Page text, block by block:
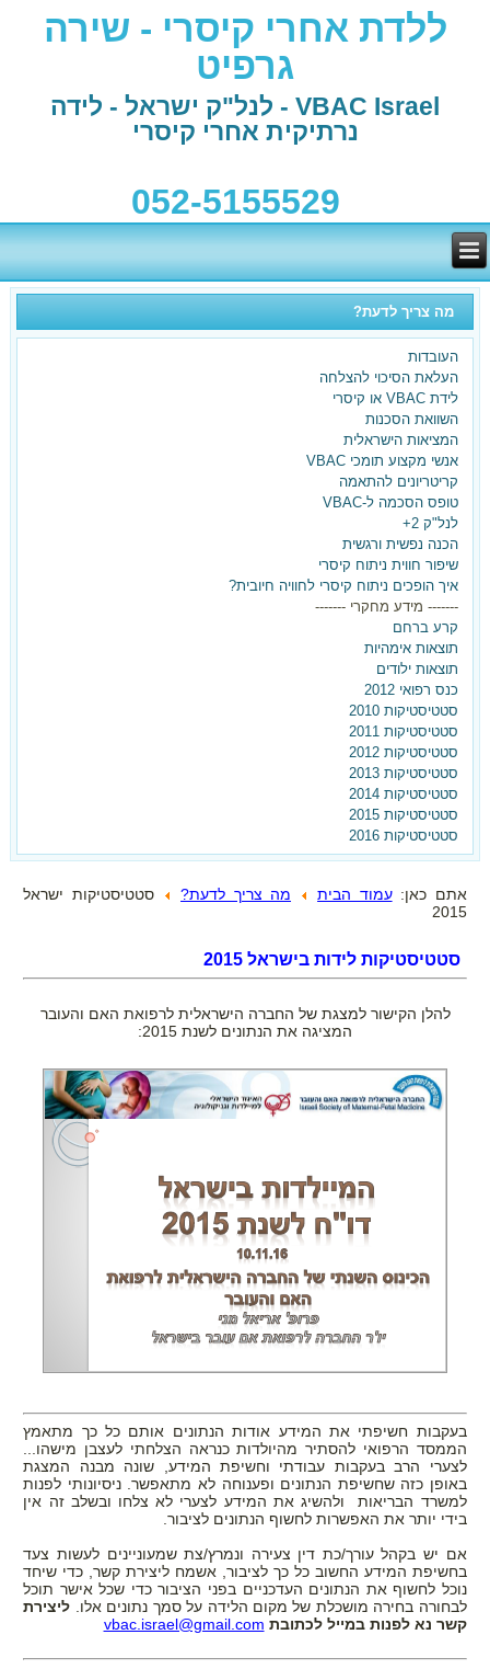
ללדת אחרי קיסרי - שירה
גרפיט
VBAC Israel - לנל"ק ישראל - לידה
נרתיקית אחרי קיסרי
052-5155529
מה צריך לדעת?
העובדות
העלאת הסיכוי להצלחה
לידת VBAC או קיסרי
השוואת הסכנות
המציאות הישראלית
אנשי מקצוע תומכי VBAC
קריטריונים להתאמה
טופס הסכמה ל-VBAC
לנל"ק 2+
הכנה נפשית ורגשית
שיפור חווית ניתוח קיסרי
איך הופכים ניתוח קיסרי לחוויה חיובית?
------- מידע מחקרי -------
קרע ברחם
תוצאות אימהיות
תוצאות ילודים
כנס רפואי 2012
סטטיסטיקות 2010
סטטיסטיקות 2011
סטטיסטיקות 2012
סטטיסטיקות 2013
סטטיסטיקות 2014
סטטיסטיקות 2015
סטטיסטיקות 2016
אתם כאן:עמוד הבית מה צריך לדעת?
סטטיסטיקות ישראל
2015
סטטיסטיקות לידות בישראל 2015
להלן הקישור למצגת של החברה הישראלית לרפואת האם והעובר
המציגה את הנתונים לשנת 2015:
בעקבות חשיפתי את המידע אודות הנתונים אותם כל כך מתאמץ
הממסד הרפואי להסתיר מהיולדות כנראה הצלחתי לעצבן מישהו...
לצערי הרב בעקבות עבודתי וחשיפת המידע, שונה מבנה המצגת
באופן כזה שחשיפת הנתונים ופענוחה לא מתאפשר. ניסיונותי לפנות
למשרד הבריאות ולהשיג את המידע לצערי לא צלחו ובשלב זה אין
בידי יותר את האפשרות לחשוף הנתונים לציבור.
אם יש בקהל עורך/כת דין צעירה ונמרץ/צת שמעוניינים לעשות צעד
בחשיפת המידע החשוב כל כך לציבור, אשמח ליצירת קשר, כדי שיחד
נוכל לחשוף את הנתונים העדכניים בפני הציבור כדי שכל אישר תוכל
לבחורה בחירה מושכלת של מקום הלידה על סמך נתונים אלו. ליצירת
קשר נא לפנות במייל לכתובת vbac.israel@gmail.com
בלידה הקודמת ילדת בקיסרי
ועכשיו את רוצה אחרת?
הגעת למקום הנכון!
המדריך ללידה נרתיקית אחרי קיסרי -